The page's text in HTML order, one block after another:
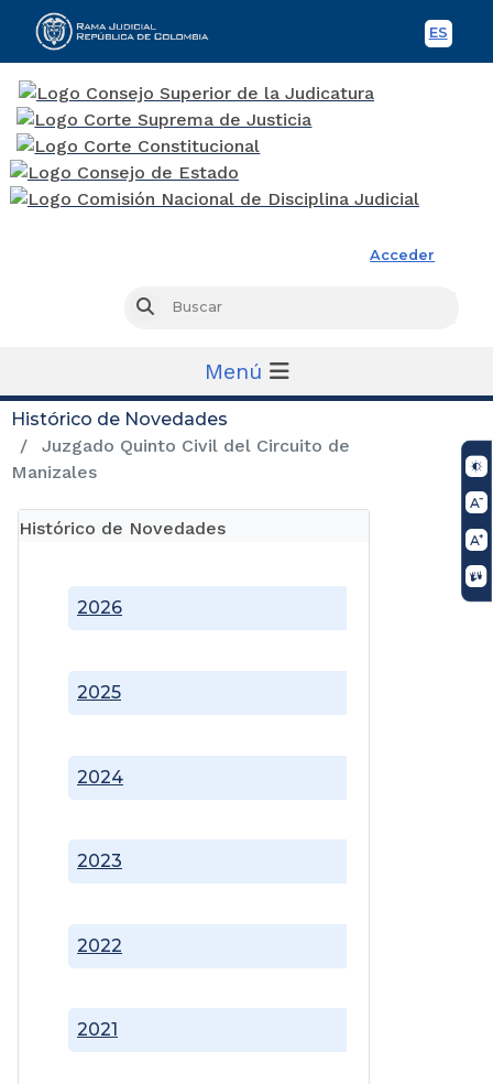
ES
Acceder
Buscar
Menú
Histórico de Novedades
Juzgado Quinto Civil del Circuito de
Manizales
Histórico de Novedades
2021
2022
2023
2024
2025
2026